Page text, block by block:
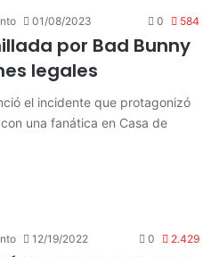
01/08/2023 0 584
por Bad Bunny
legales
el incidente que protagonizó
una fanática en Casa de
12/19/2022 0 2.429